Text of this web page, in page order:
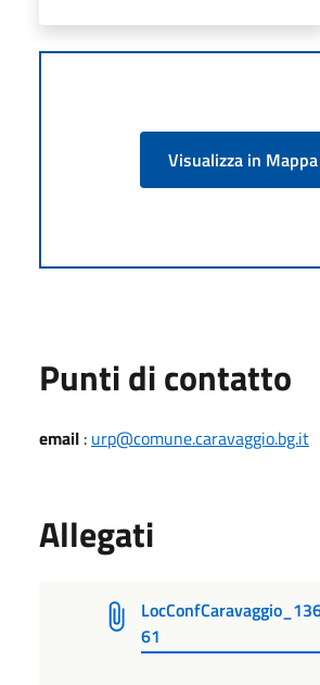
Visualizza in Mappa
Punti di contatto
email : urp@comune.caravaggio.bg.it
Allegati
61